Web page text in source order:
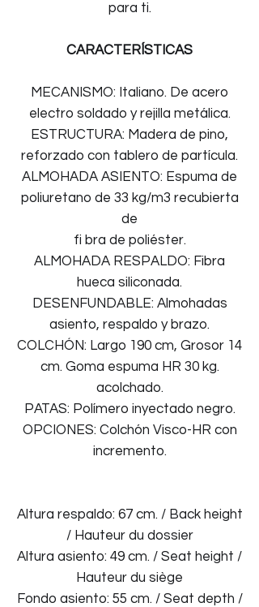
para ti.
CARACTERÍSTICAS
MECANISMO: Italiano. De acero
electro soldado y rejilla metálica.
ESTRUCTURA: Madera de pino,
reforzado con tablero de partícula.
ALMOHADA ASIENTO: Espuma de
poliuretano de 33 kg/m3 recubierta
de
fi bra de poliéster.
ALMOHADA RESPALDO: Fibra
hueca siliconada.
DESENFUNDABLE: Almohadas
asiento, respaldo y brazo.
COLCHÓN: Largo 190 cm, Grosor 14
cm. Goma espuma HR 30 kg.
acolchado.
PATAS: Polímero inyectado negro.
OPCIONES: Colchón Visco-HR con
incremento.
Altura respaldo: 67 cm. / Back height
/ Hauteur du dossier
Altura asiento: 49 cm. / Seat height /
Hauteur du siège
Fondo asiento: 55 cm. / Seat depth /